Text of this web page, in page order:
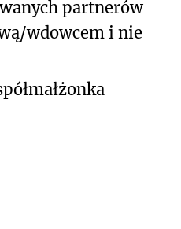
partnerów
wdowcem i nie